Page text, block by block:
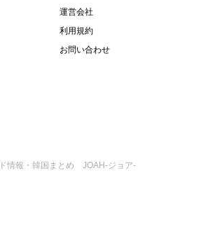
運営会社
利用規約
お問い合わせ
情報・韓国まとめ JOAH-ジョア-